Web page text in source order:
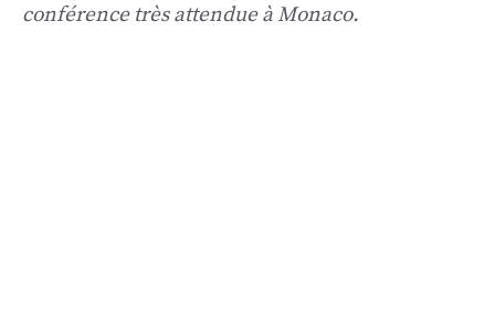
conférence très attendue à Monaco.